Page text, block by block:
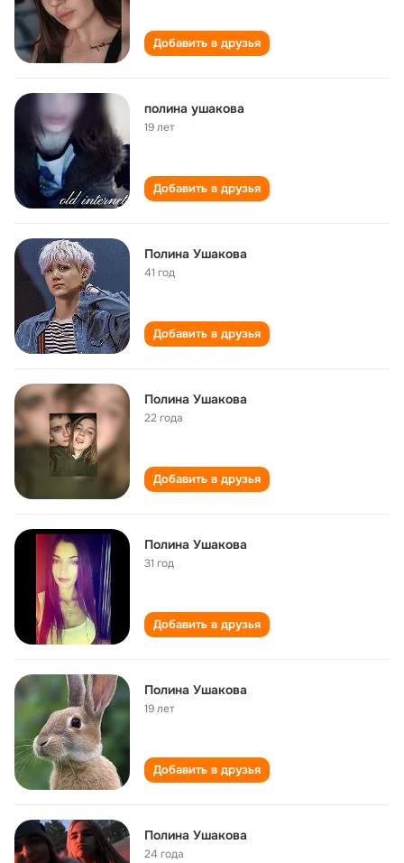
Добавить в друзья
полина ушакова
19 лет
Добавить в друзья
Полина Ушакова
41 год
Добавить в друзья
Полина Ушакова
22 года
Добавить в друзья
Полина Ушакова
31 год
Добавить в друзья
Полина Ушакова
19 лет
Добавить в друзья
Полина Ушакова
24 года